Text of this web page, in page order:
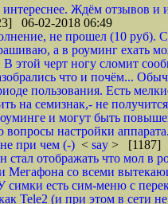
Ждём отзывов и
06-02-2018 06:49
не прошел (10 руб).
а в роуминг ехать
этой черт ногу сломит
что и почём...
пользования. Есть
на семизнак,- не
и могут быть
вопросы настройки
при чем (-) < say > [1187]
стал отображать что мол в
Мегафона со всеми
симки есть сим-меню с
Tele2 (и при этом в сети